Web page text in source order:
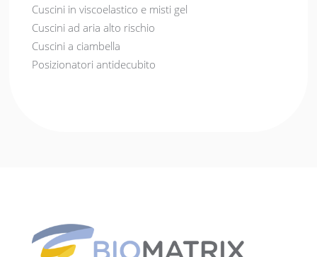
Cuscini in viscoelastico e misti gel
Cuscini ad aria alto rischio
Cuscini a ciambella
Posizionatori antidecubito